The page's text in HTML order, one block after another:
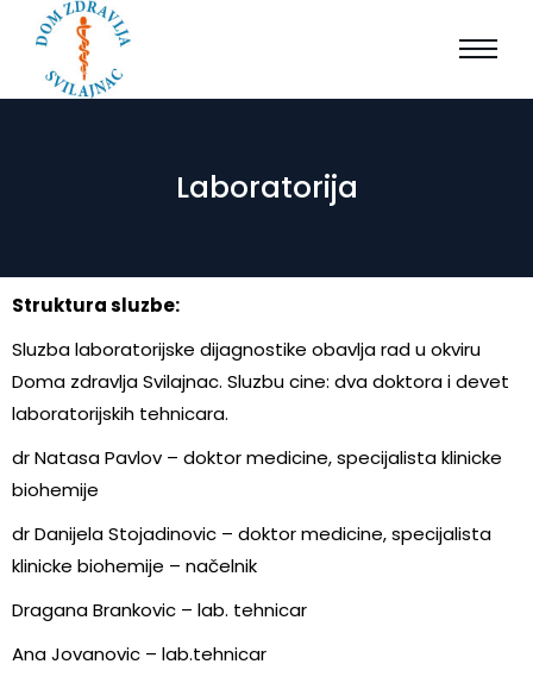
Laboratorija
Struktura sluzbe:
Sluzba laboratorijske dijagnostike obavlja rad u okviru
Doma zdravlja Svilajnac. Sluzbu cine: dva doktora i devet
laboratorijskih tehnicara.
dr Natasa Pavlov – doktor medicine, specijalista klinicke
biohemije
dr Danijela Stojadinovic – doktor medicine, specijalista
klinicke biohemije – načelnik
Dragana Brankovic – lab. tehnicar
Ana Jovanovic – lab.tehnicar